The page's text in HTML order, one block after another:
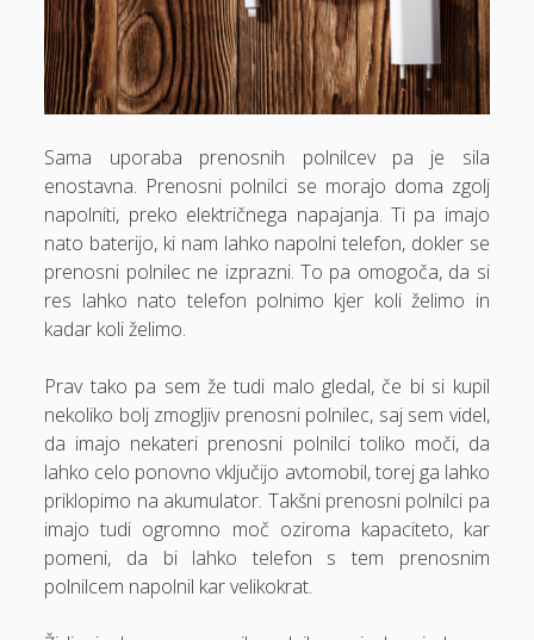
Glukozamin
Grška hrana Izola
Gube na obrazu
Hrana
Izkušnje pacientov
Izleti po Sloveniji
Izola hotel
Jedilne mize
Kartonske škatle
Kava
Komarnik za okna
Kožni rak
Kuhinja
Sama uporaba prenosnih polnilcev pa je sila
enostavna. Prenosni polnilci se morajo doma zgolj
napolniti, preko električnega napajanja. Ti pa imajo
nato baterijo, ki nam lahko napolni telefon, dokler se
prenosni polnilec ne izprazni. To pa omogoča, da si
res lahko nato telefon polnimo kjer koli želimo in
kadar koli želimo.
Prav tako pa sem že tudi malo gledal, če bi si kupil
nekoliko bolj zmogljiv prenosni polnilec, saj sem videl,
da imajo nekateri prenosni polnilci toliko moči, da
lahko celo ponovno vključijo avtomobil, torej ga lahko
priklopimo na akumulator. Takšni prenosni polnilci pa
imajo tudi ogromno moč oziroma kapaciteto, kar
pomeni, da bi lahko telefon s tem prenosnim
polnilcem napolnil kar velikokrat.